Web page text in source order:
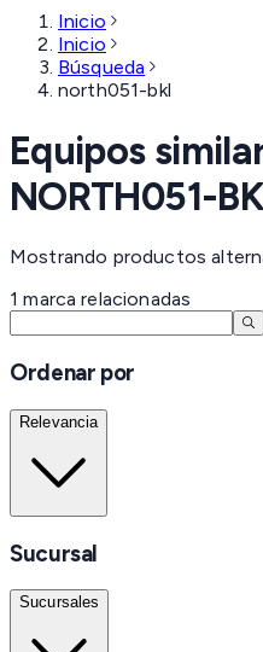
Inicio
Inicio
Búsqueda
north051-bkl
Equipos
NORTH051-
Mostrando productos
1 marca relacionadas
Ordenar por
Relevancia
Sucursal
Sucursales